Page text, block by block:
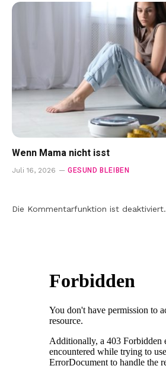
Wenn Mama nicht isst
Juli 16, 2026 GESUND BLEIBEN
Die Kommentarfunktion ist deaktiviert.